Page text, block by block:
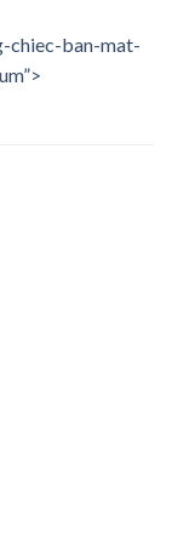
chiec-ban-mat-